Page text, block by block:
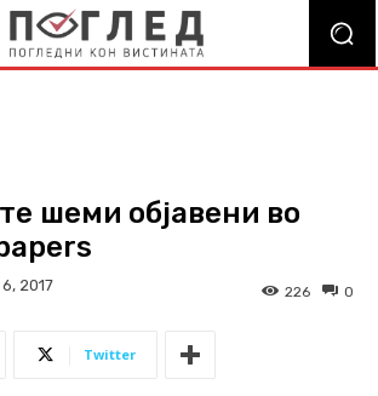
шеми објавени во
2017 0
226
Twitter